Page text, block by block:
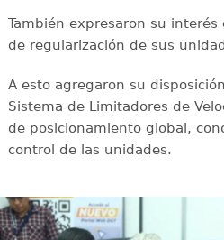
También expresaron su
de regularización de sus
A esto agregaron su
Sistema de Limitadores de
de posicionamiento global,
control de las unidades.